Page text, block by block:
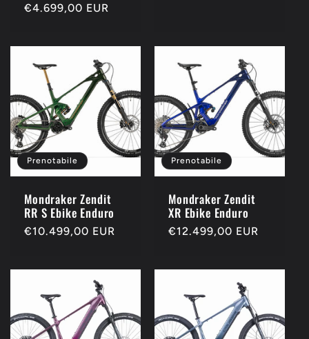
di
scontato
€4.699,00 EUR
Prenotabile
Mondraker Zendit
RR S Ebike Enduro
Prezzo
€10.499,00 EUR
Prenotabile
Mondraker Zendit
XR Ebike Enduro
Prezzo
€12.499,00 EUR